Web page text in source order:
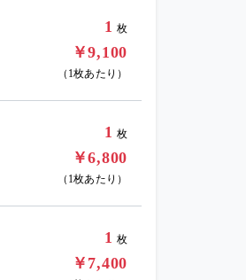
1 枚
￥9,100
（1枚あたり）
1 枚
￥6,800
（1枚あたり）
1 枚
￥7,400